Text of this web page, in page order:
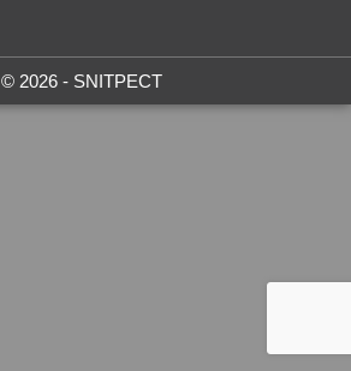
© 2026 - SNITPECT